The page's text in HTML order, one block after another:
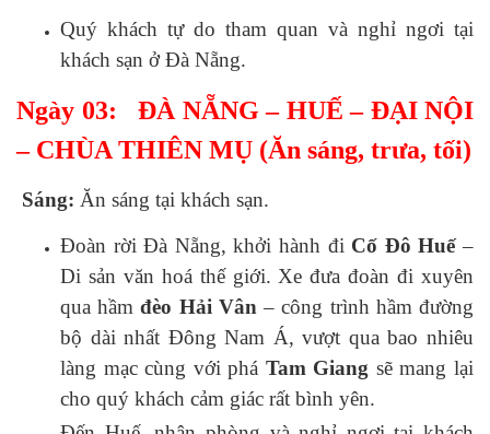
Quý khách tự do tham quan và nghỉ ngơi tại
khách sạn ở Đà Nẵng.
Ngày 03: ĐÀ NẴNG – HUẾ – ĐẠI NỘI
– CHÙA THIÊN MỤ (Ăn sáng, trưa, tối)
Sáng: Ăn sáng tại khách sạn.
Đoàn rời Đà Nẵng, khởi hành đi Cố Đô Huế–
Di sản văn hoá thế giới. Xe đưa đoàn đi xuyên
qua hầmđèo Hải Vân – công trình hầm đường
bộ dài nhất Đông Nam Á, vượt qua bao nhiêu
làng mạc cùng với phá Tam Giang sẽ mang lại
cho quý khách cảm giác rất bình yên.